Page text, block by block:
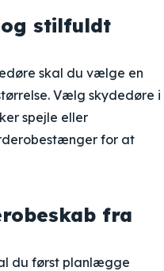
stilfuldt
skal du vælge en
Vælg skydedøre i
spejle eller
for at
fra
du først planlægge